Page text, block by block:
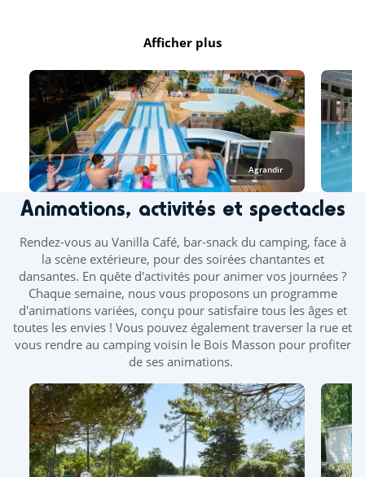
Avril : de 10h à 12h30 et de 14h à 18h
Mai, juin et septembre : de 10h à 12h30 et de 14h à 18h30
Juillet et août : de 10h à 19h30
Octobre : de 10h à 12h30 et de 14h à 17h30
Tout l'espace aquatique est ouvert en juillet et août. A
minima, un bassin couvert est ouvert d'avril à novembre.
Les toboggans ainsi que la splashzone sont ouverts à partir
d'avril. Des journées continues vous sont proposées durant
les ponts de mai et juin.
confectionnés dans un tissu adapté à la baignade sont
autorisés, tels que les maillots (une ou deux pièces), boxers,
bikinis ou burkinis.
Piscine extérieure chauffée
Bains bouillonnants - Banquettes balnéo
Pataugeoire extérieure
Piscine couverte chauffée
Toboggan et pistes de glisse
Splashzone - Jeux enfants
Afficher plus
Agrandir
Animations, activités et spectacles
Rendez-vous au Vanilla Café, bar-snack du camping, face à
la scène extérieure, pour des soirées chantantes et
dansantes. En quête d'activités pour animer vos journées ?
Chaque semaine, nous vous proposons un programme
d'animations variées, conçu pour satisfaire tous les âges et
toutes les envies ! Vous pouvez également traverser la rue et
vous rendre au camping voisin le Bois Masson pour profiter
de ses animations.